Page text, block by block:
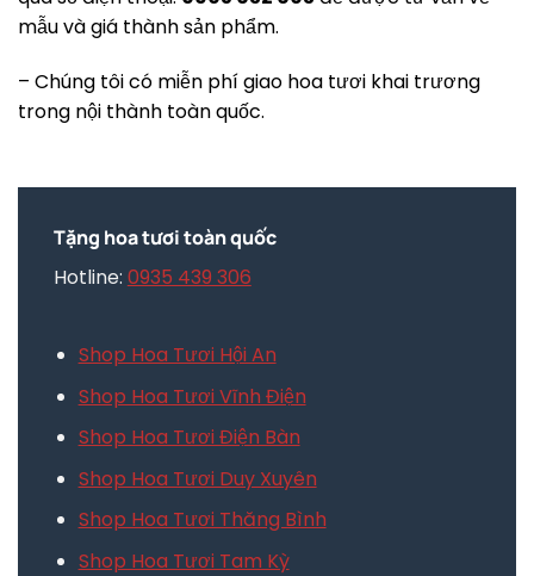
mẫu và giá thành sản phẩm.
– Chúng tôi có miễn phí giao hoa tươi khai trương
trong nội thành toàn quốc.
Tặng hoa tươi toàn quốc
Hotline: 0935 439 306
Shop Hoa Tươi Hội An
Shop Hoa Tươi Vĩnh Điện
Shop Hoa Tươi Điện Bàn
Shop Hoa Tươi Duy Xuyên
Shop Hoa Tươi Thăng Bình
Shop Hoa Tươi Tam Kỳ